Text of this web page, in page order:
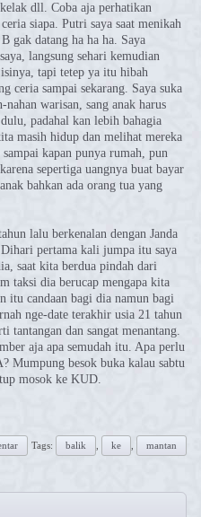
dll. Coba aja perhatikan
siapa. Putri saya saat menikah
gak datang ha ha ha. Saya
langsung sehari kemudian
isinya, tapi tetep ya itu hibah
ceria sampai sekarang. Saya suka
nahan warisan, sang anak harus
padahal kan lebih bahagia
masih hidup dan melihat mereka
kapan punya rumah, pun
sepertiga uangnya buat bayar
bahkan ada orang tua yang
lalu berkenalan dengan Janda
pertama kali jumpa itu saya
saat kita berdua pindah dari
taksi dia berucap mengapa kita
itu candaan bagi dia namun bagi
nge-date terakhir usia 21 tahun
tantangan dan sangat menantang.
aja apa semudah itu. Apa perlu
Mumpung besok buka kalau sabtu
mosok ke KUD.
Tags: balik , ke , mantan